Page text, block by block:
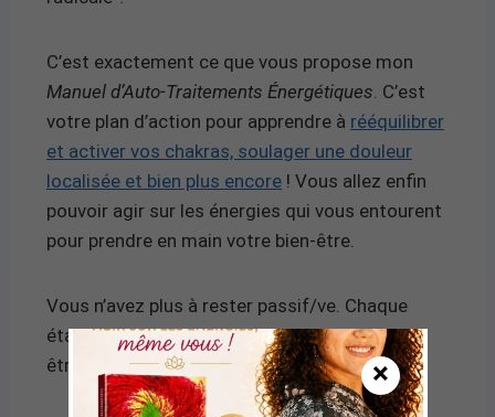
C’est exactement ce que vous propose mon
Manuel d’Auto-Traitements Énergétiques . C’est
votre plan d’action pour apprendre à rééquilibrer
et activer vos chakras, soulager une douleur
localisée et bien plus encore ! Vous allez enfin
pouvoir agir sur les énergies qui vous entourent
pour prendre en main votre bien-être.
Vous n’avez plus à rester passif/ve. Chaque
étape du manuel vous rapprochera d’un bien-
être plus profond et durable.
×